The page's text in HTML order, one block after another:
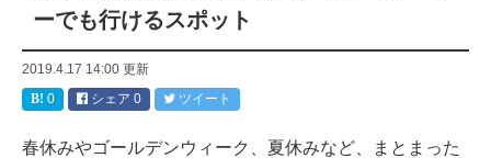
ーでも行けるスポット
2019.4.17 14:00 更新
0
シェア 0 ツイート
春休みやゴールデンウィーク、夏休みなど、まとまった